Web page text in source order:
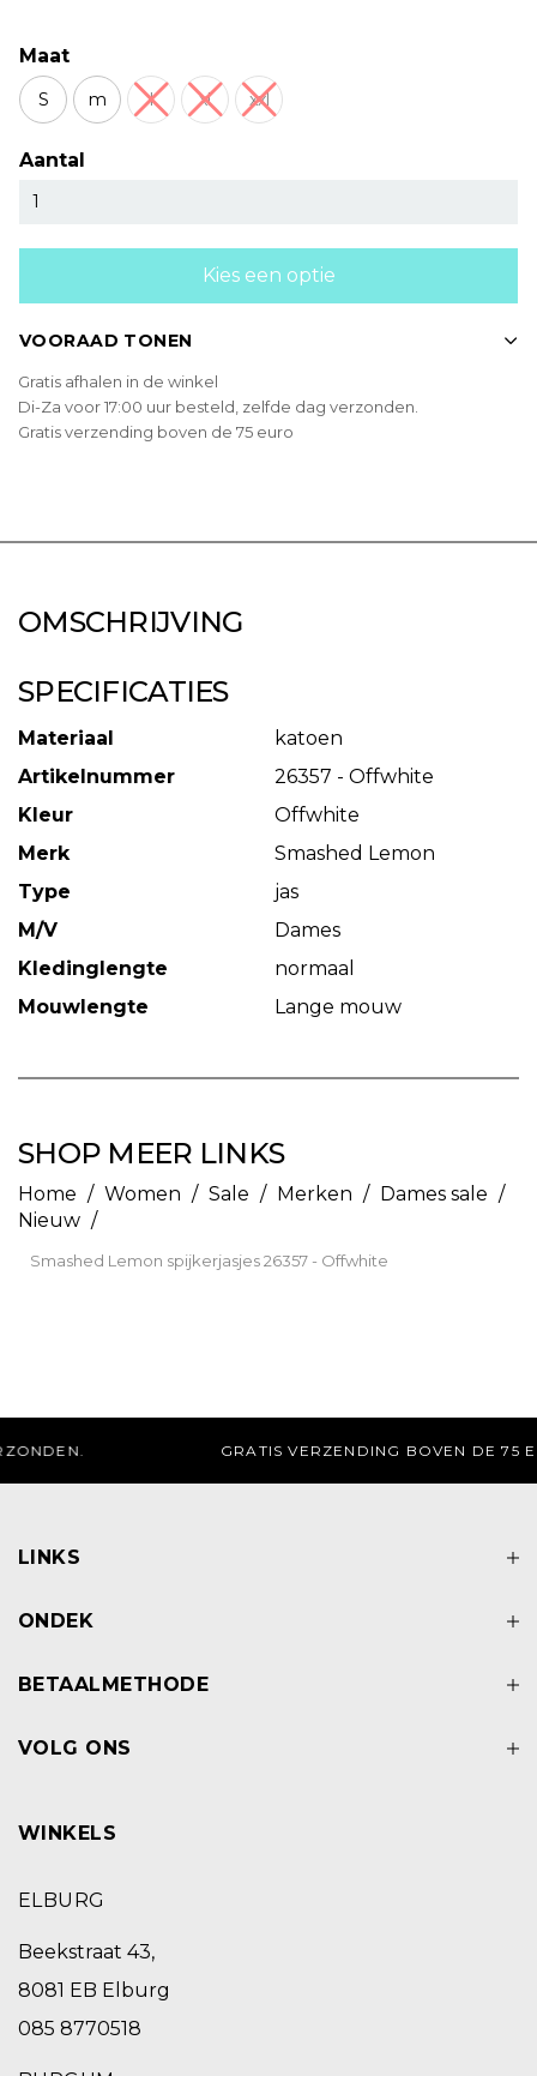
Maat
S m l xl xxl
Aantal
Kies een optie
VOORAAD TONEN
Gratis afhalen in de winkel
Di-Za voor 17:00 uur besteld, zelfde dag verzonden.
Gratis verzending boven de 75 euro
OMSCHRIJVING
SPECIFICATIES
Materiaal
katoen
Artikelnummer
26357 - Offwhite
Kleur
Offwhite
Merk
Smashed Lemon
Type
jas
M/V
Dames
Kledinglengte
normaal
Mouwlengte
Lange mouw
SHOP MEER LINKS
Home / Women / Sale / Merken / Dames sale /
Nieuw /
Smashed Lemon spijkerjasjes 26357 - Offwhite
GRATIS AFHALEN IN DE WINKEL
LINKS
ONDEK
BETAALMETHODE
VOLG ONS
WINKELS
ELBURG
Beekstraat 43,
8081 EB Elburg
085 8770518